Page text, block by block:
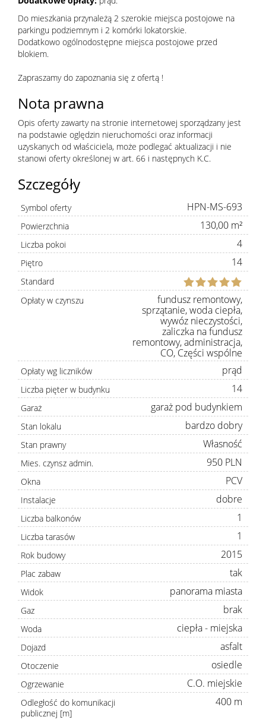
Do mieszkania przynależą 2 szerokie miejsca postojowe na
parkingu podziemnym i 2 komórki lokatorskie.
Dodatkowo ogólnodostępne miejsca postojowe przed
blokiem.
Zapraszamy do zapoznania się z ofertą !
Nota prawna
Opis oferty zawarty na stronie internetowej sporządzany jest
na podstawie oględzin nieruchomości oraz informacji
uzyskanych od właściciela, może podlegać aktualizacji i nie
stanowi oferty określonej w art. 66 i następnych K.C.
Szczegóły
Symbol oferty HPN-MS-693
Powierzchnia 130,00 m²
Liczba pokoi 4
Piętro 14
Standard
Opłaty w czynszu
fundusz remontowy,
sprzątanie, woda ciepła,
wywóz nieczystości,
zaliczka na fundusz
remontowy, administracja,
CO, Części wspólne
Opłaty wg liczników prąd
Liczba pięter w budynku 14
Garaż garaż pod budynkiem
Stan lokalu bardzo dobry
Stan prawny Własność
Mies. czynsz admin. 950 PLN
Okna PCV
Instalacje dobre
Liczba balkonów 1
Liczba tarasów 1
Rok budowy 2015
Plac zabaw tak
Widok panorama miasta
Gaz brak
Woda ciepła - miejska
Dojazd asfalt
Otoczenie osiedle
Ogrzewanie C.O. miejskie
Odległość do komunikacji
publicznej [m]
400 m